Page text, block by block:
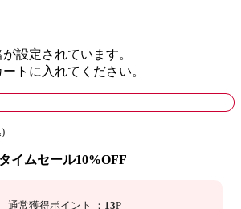
設定されています。
トに入れてください。
タイムセール10%OFF
通常獲得ポイント ： 13P